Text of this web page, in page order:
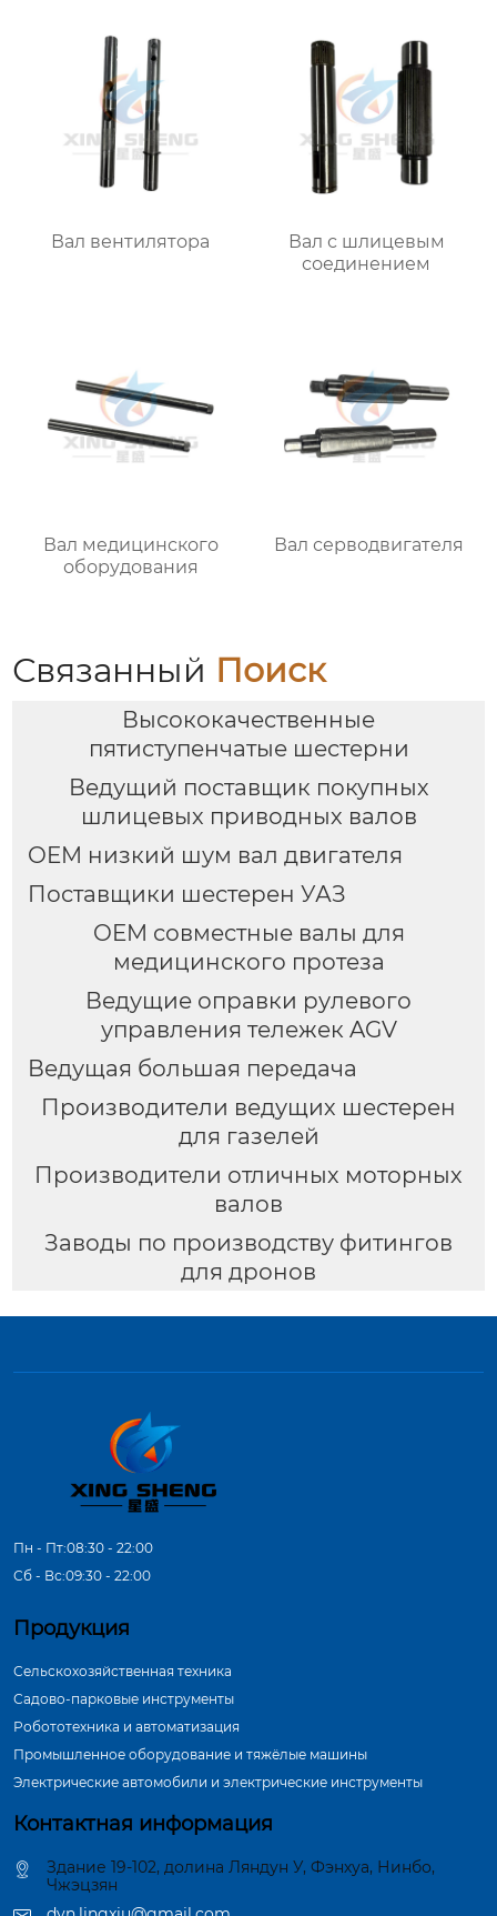
Вал вентилятора
Вал с шлицевым
соединением
Вал медицинского
оборудования
Вал серводвигателя
Связанный Поиск
Высококачественные
пятиступенчатые шестерни
Ведущий поставщик покупных
шлицевых приводных валов
OEM низкий шум вал двигателя
Поставщики шестерен УАЗ
OEM совместные валы для
медицинского протеза
Ведущие оправки рулевого
управления тележек AGV
Ведущая большая передача
Производители ведущих шестерен
для газелей
Производители отличных моторных
валов
Заводы по производству фитингов
для дронов
Пн - Пт:08:30 - 22:00
Сб - Вс:09:30 - 22:00
Продукция
Сельскохозяйственная техника
Садово-парковые инструменты
Робототехника и автоматизация
Промышленное оборудование и тяжёлые машины
Электрические автомобили и электрические инструменты
Контактная информация
Здание 19-102, долина Ляндун У, Фэнхуа, Нинбо,
Чжэцзян